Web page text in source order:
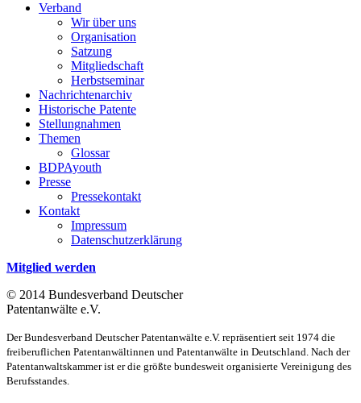
Verband
Wir über uns
Organisation
Satzung
Mitgliedschaft
Herbstseminar
Nachrichtenarchiv
Historische Patente
Stellungnahmen
Themen
Glossar
BDPAyouth
Presse
Pressekontakt
Kontakt
Impressum
Datenschutzerklärung
Mitglied werden
© 2014 Bundesverband Deutscher
Patentanwälte e.V.
Der Bundesverband Deutscher Patentanwälte e.V. repräsentiert seit 1974 die
freiberuflichen Patentanwältinnen und Patentanwälte in Deutschland. Nach der
Patentanwaltskammer ist er die größte bundesweit organisierte Vereinigung des
Berufsstandes.